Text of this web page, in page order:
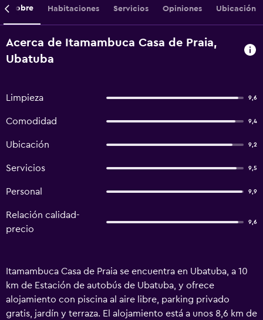
Sobre Habitaciones Servicios Opiniones Ubicación
Acerca de Itamambuca Casa de Praia,
Ubatuba
Limpieza 9,6
Comodidad 9,4
Ubicación 9,2
Servicios 9,5
Personal 9,9
Relación calidad-
precio
9,6
Itamambuca Casa de Praia se encuentra en Ubatuba, a 10
km de Estación de autobús de Ubatuba, y ofrece
alojamiento con piscina al aire libre, parking privado
gratis, jardín y terraza. El alojamiento está a unos 8,6 km de